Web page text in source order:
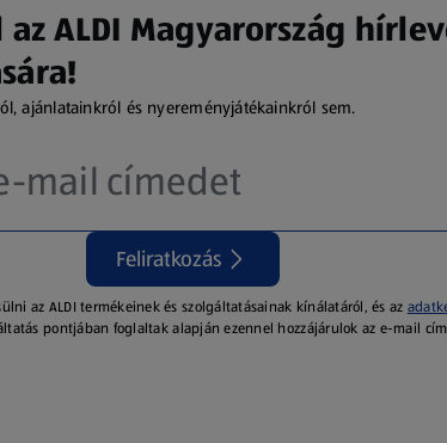
ALDI Magyarország
ajánlatainkról és nyereményjátékainkról sem.
Feliratkozás
az ALDI termékeinek és szolgáltatásainak kínálatáról, és az
pontjában foglaltak alapján ezennel hozzájárulok az e-mail